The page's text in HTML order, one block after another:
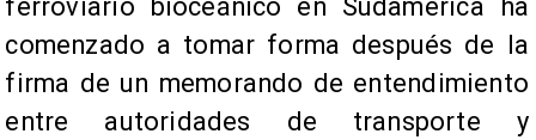
ferroviario bioceánico en Sudamérica ha
comenzado a tomar forma después de la
firma de un memorando de entendimiento
entre autoridades de transporte y